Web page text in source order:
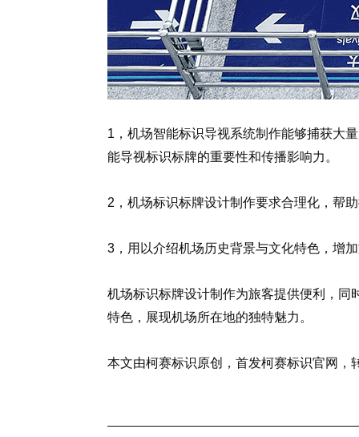
1，机场智能标识导视系统制作能够捕获大
能导视标识标牌的重要性和传播影响力。
2，机场标识标牌设计制作要求合理化，帮
3，用以介绍机场历史背景与文化特色，增
机场标识标牌设计制作为旅客提供便利，
特色，展现机场所在地的独特魅力。
本文由柯赛标识原创，首发柯赛标识官网，